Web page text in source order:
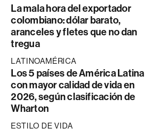
La mala hora del exportador
colombiano: dólar barato,
aranceles y fletes que no dan
tregua
LATINOAMÉRICA
Los 5 países de América Latina
con mayor calidad de vida en
2026, según clasificación de
Wharton
ESTILO DE VIDA